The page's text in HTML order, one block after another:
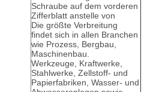
Schraube auf dem vorderen
Zifferblatt anstelle von
Die größte Verbreitung
findet sich in allen Branchen
wie Prozess, Bergbau,
Maschinenbau.
Werkzeuge, Kraftwerke,
Stahlwerke, Zellstoff- und
Papierfabriken, Wasser- und